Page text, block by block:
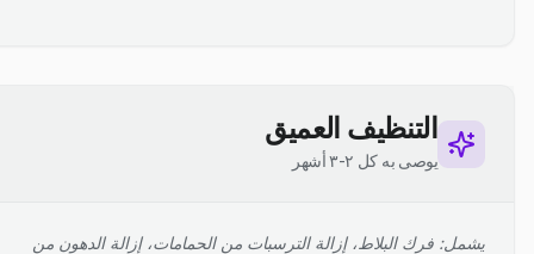
التنظيف العميق
يوصى به كل ٢-٣ أشهر
يشمل: فرك البلاط، إزالة الترسبات من الحمامات، إزالة الدهون من